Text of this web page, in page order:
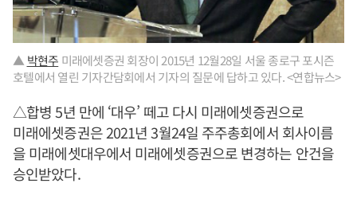
▲ 박현주 미래에셋증권 회장이 2015년 12월28일 서울 종로구 포시즌
호텔에서 열린 기자간담회에서 기자의 질문에 답하고 있다. <연합뉴스>
△합병 5년 만에 ‘대우’ 떼고 다시 미래에셋증권으로
미래에셋증권은 2021년 3월24일 주주총회에서 회사이름
을 미래에셋대우에서 미래에셋증권으로 변경하는 안건을
승인받았다.